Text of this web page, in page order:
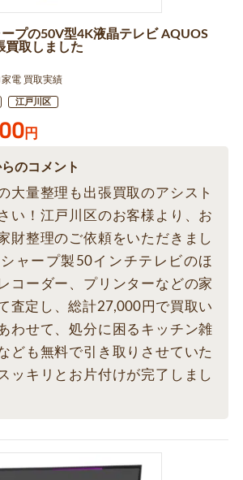
プの50V型4K液晶テレビ AQUOS
買取しました
家電 買取実績
江戸川区
円
のコメント
大量整理も出張買取のアシスト
い！江戸川区のお客様より、お
財整理のご依頼をいただきまし
ャープ製50インチテレビのほ
コーダー、プリンターなどの家
査定し、総計27,000円で買取い
わせて、処分に困るキッチン雑
ども無料で引き取りさせていた
ッキリとお片付けが完了しまし